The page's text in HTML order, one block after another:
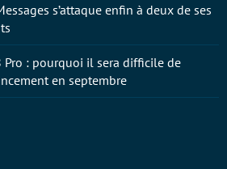
s’attaque enfin à deux de ses
Pro : pourquoi il sera difficile de
en septembre